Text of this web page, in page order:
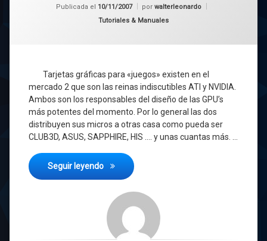
Publicada el 10/11/2007 por walterleonardo
Categorías:
Tutoriales & Manuales
Tarjetas gráficas para «juegos» existen en el
mercado 2 que son las reinas indiscutibles ATI y NVIDIA.
Ambos son los responsables del diseño de las GPU’s
más potentes del momento. Por lo general las dos
distribuyen sus micros a otras casa como pueda ser
CLUB3D, ASUS, SAPPHIRE, HIS …. y unas cuantas más. …
Seguir leyendo —-::::-Tines dudas sobre tu tarjeta gráfica -